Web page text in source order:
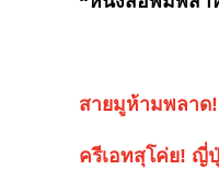
สายมูห้ามพลาด
ครีเอทสุโค่ย! ญี่